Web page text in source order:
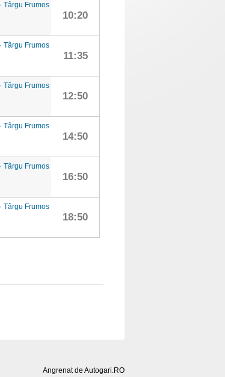
Târgu Frumos
10:20
Târgu Frumos
11:35
Târgu Frumos
12:50
Târgu Frumos
14:50
Târgu Frumos
16:50
Târgu Frumos
18:50
Angrenat de Autogari.RO